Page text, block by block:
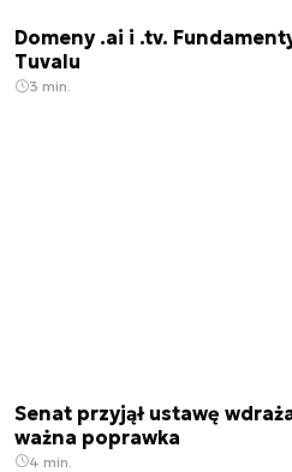
Domeny .ai i .tv.
Tuvalu
3 min.
Senat przyjął ustawę
ważna poprawka
4 min.